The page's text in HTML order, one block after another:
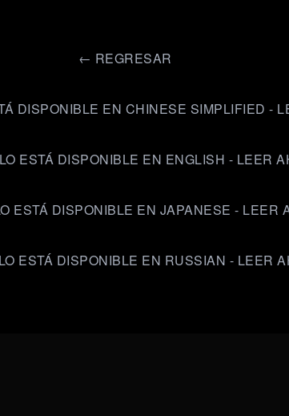
← REGRESAR
DISPONIBLE EN CHINESE SIMPLIFIED -
ESTÁ DISPONIBLE EN ENGLISH - LEER
ESTÁ DISPONIBLE EN JAPANESE - LEER
ESTÁ DISPONIBLE EN RUSSIAN - LEER